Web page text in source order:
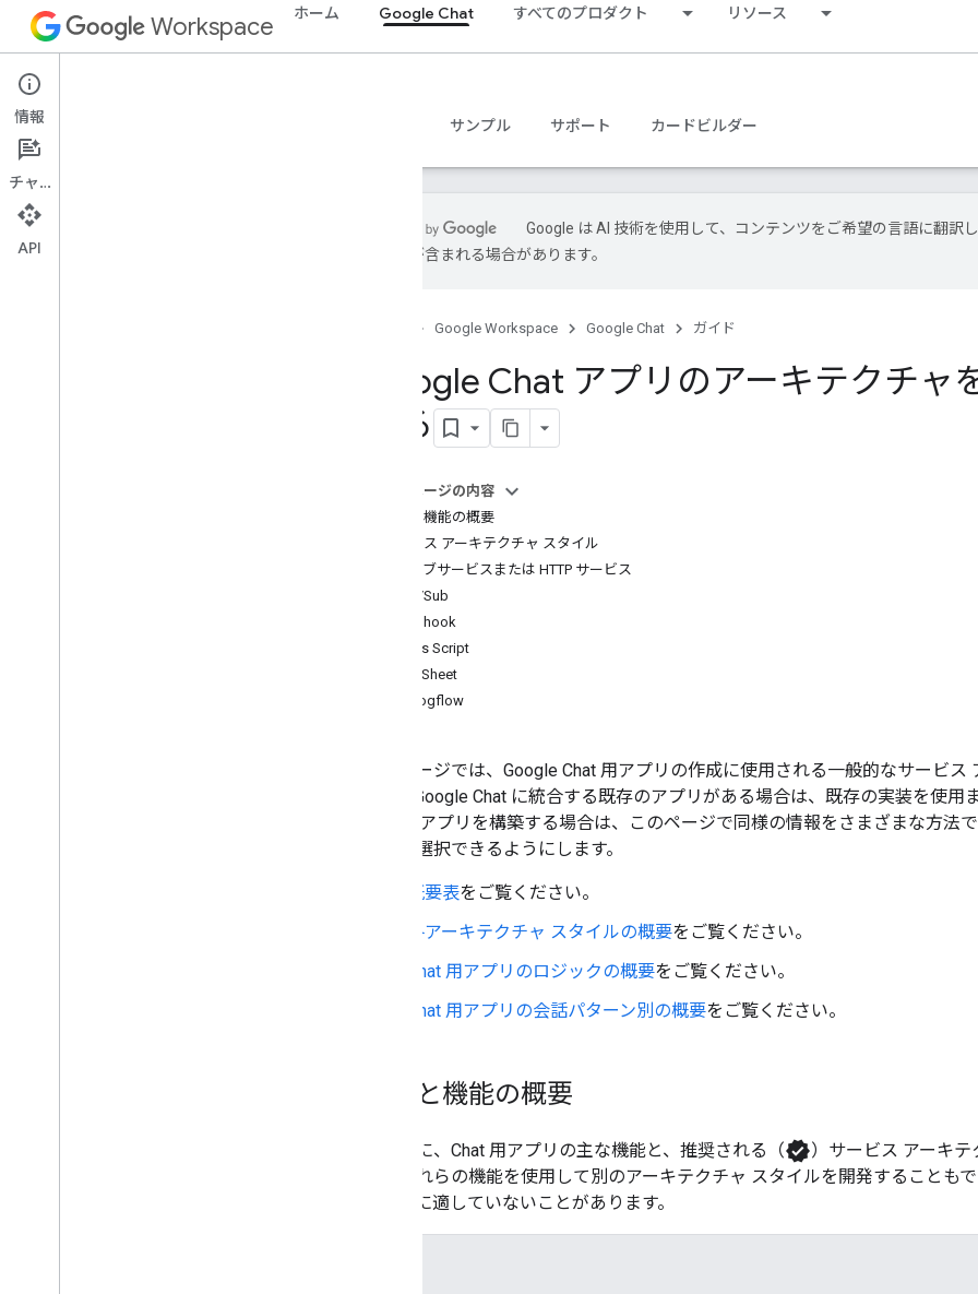
Workspace ホーム Google Chat すべてのプロダクト リソース
Google Chat
概要 サンプル サポート カードビルダー
Google は AI 技術を使用して、コンテンツをご希望の言語に翻訳
は誤りが含まれる場合があります。
Google Workspace Google Chat ガイド
Google Chat アプリのアーキテクチャ
する
このページの内容
機能と機能の概要
サービス アーキテクチャ スタイル
ウェブサービスまたは HTTP サービス
Pub/Sub
Webhook
Apps Script
AppSheet
Dialogflow
このページでは、Google Chat 用アプリの作成に使用される一般的なサービ
ます。Google Chat に統合する既存のアプリがある場合は、既存の実装を使
Chat 用アプリを構築する場合は、このページで同様の情報をさまざまな方法
チャを選択できるようにします。
概要表をご覧ください。
各アーキテクチャ スタイルの概要をご覧ください。
Chat 用アプリのロジックの概要をご覧ください。
Chat 用アプリの会話パターン別の概要をご覧ください。
機能と機能の概要
次の表に、Chat 用アプリの主な機能と、推奨される（verified）サービス アーキ
は、これらの機能を使用して別のアーキテクチャ スタイルを開発することも
ケースに適していないことがあります。
情報
チャット
API